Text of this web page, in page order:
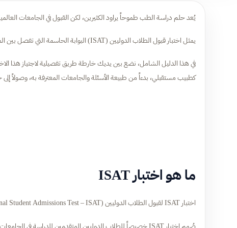
يُعد حلم دراسة الطب طموحاً يراود الكثيرين، لكن القبول في الجامعات
يمثل اختبار قبول الطلاب الدوليين (ISAT) البوابة الحاسمة التي تفصل بين المتقدمين ومقاعدهم الدراسية في كليات الطب وطب الأسنان.
في هذا الدليل الشامل، نضع بين يديك خارطة طريق تفصيلية لاجتياز هذا
كطبيب مستقبلي، بدءاً من طبيعة الأسئلة والجامعات المعترفة به، وصولاً
ما هو اختبار ISAT
اختبار ISAT لقبول الطلاب الدوليين (International Student Admissions Test – ISAT) هو تقييم قياسي يُدار من قبل المجلس الأسترالي للبحوث التربوية (ACER).